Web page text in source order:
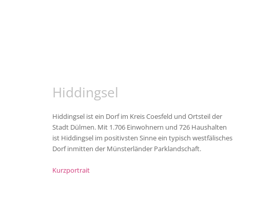
Hiddingsel
Hiddingsel ist ein Dorf im Kreis Coesfeld und Ortsteil der
Stadt Dülmen. Mit 1.706 Einwohnern und 726 Haushalten
ist Hiddingsel im positivsten Sinne ein typisch westfälisches
Dorf inmitten der Münsterländer Parklandschaft.
Kurzportrait